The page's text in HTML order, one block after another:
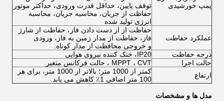
پمپ خورشیدی
توقف پایین، حداقل قدرت ورودی، حداکثر موتور
حفاظت از جریان، محاسبه جریان، محاسبه
انرژی تولید شده
عملکرد حفاظت
حفاظت از از دست دادن فاز، حفاظت از شارژ
فاز، حفاظت از مدار زمین به فاز، ورودی
و خروجی محافظت از مدار کوتاه.
درجه حفاظت
IP20، خنک کننده نیروی هوایی
حالت اجرا
MPPT ، CVT ، حالت فرکانس متغیر
ارتفاع
کمتر از 1000 متر؛ بالاتر از 1000 متر، برای هر
100 متر اضافی 1٪ کاهش می یابد.
مدل ها و مشخصات